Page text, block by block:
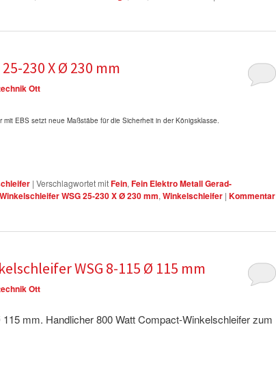
230 X Ø 230 mm
Ott
mit EBS setzt neue Maßstäbe für die Sicherheit in der Königsklasse.
| Verschlagwortet mitFein, Fein Elektro Metall Gerad-
WSG 25-230 X Ø 230 mm, Winkelschleifer | Kommentar
WSG 8-115 Ø 115 mm
Ott
mm. Handlicher 800 Watt Compact-Winkelschleifer zum